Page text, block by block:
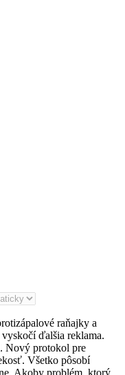
raňajky a
ďalšia reklama.
Nový protokol pre
Všetko pôsobí